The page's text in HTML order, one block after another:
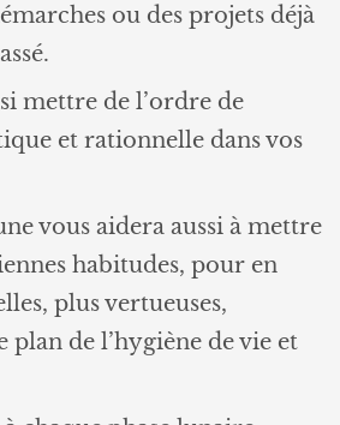
ou des projets déjà
mettre de l’ordre de
et rationnelle dans vos
vous aidera aussi à mettre
habitudes, pour en
plus vertueuses,
de l’hygiène de vie et